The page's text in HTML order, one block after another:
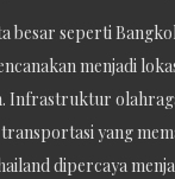
besar seperti
menjadi
Infrastruktur
yang
dipercaya